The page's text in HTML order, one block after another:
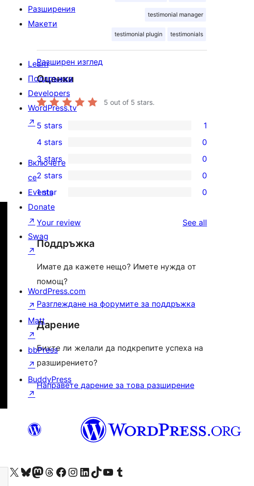
testimonial manager
testimonial plugin testimonials
Разширен изглед
Оценки
5 out of 5 stars.
1
5-
star
review
5 stars 1
4-
star
reviews
4 stars 0
0
3-
star
reviews
3 stars 0
0
2-
star
reviews
2 stars 0
0
1-
star
reviews
1 star 0
Your review See all
Поддръжка
Имате да кажете нещо? Имете нужда от
помощ?
Разглеждане на форумите за поддръжка
Дарение
Бихте ли желали да подкрепите успеха на
разширението?
Направете дарение за това разширение
Разширения
Макети
Learn
Поддръжка
Developers
WordPress.tv
↗
Включете
се
Events
Donate
↗
Swag
↗
WordPress.com
↗
Matt
↗
bbPress
↗
BuddyPress
↗
Visit our X (formerly Twitter) account
Visit our Bluesky account
Visit our Mastodon account
Visit our Threads account
Посетете нашата страница във Facebook
Посетете нашия профил в Instagram
Посетете нашия профил в LinkedIn
Visit our TikTok account
Visit our YouTube channel
Visit our Tumblr account